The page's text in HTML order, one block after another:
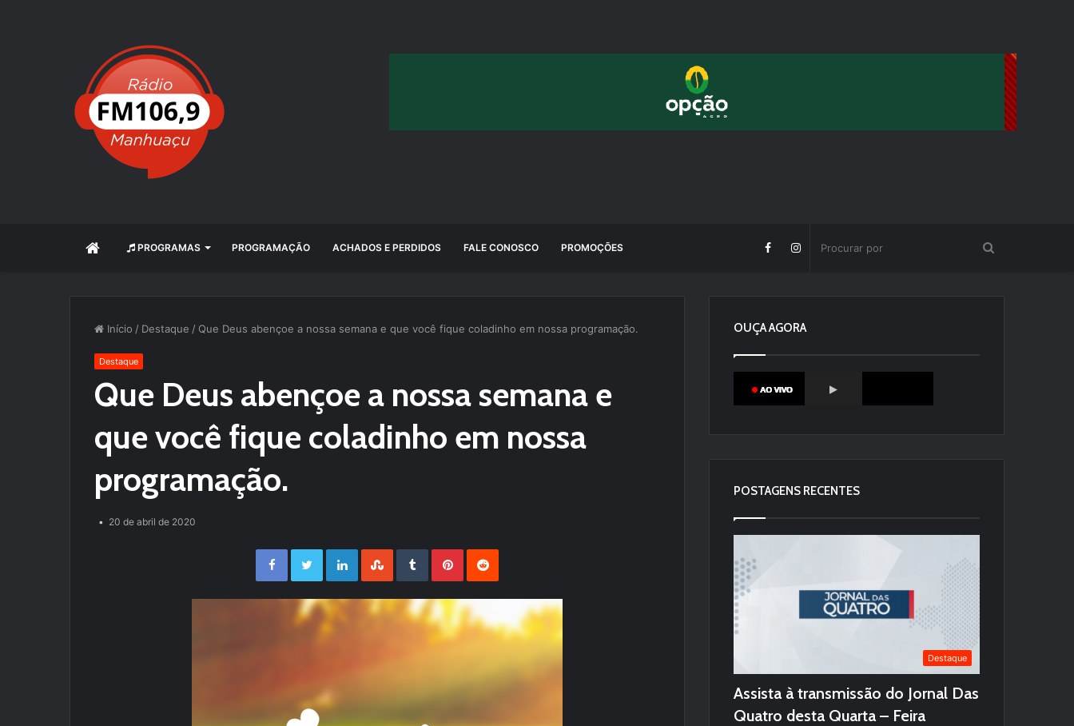
INÍCIO PROGRAMAS PROGRAMAÇÃO ACHADOS E PERDIDOS FALE CONOSCO PROMOÇÕES
Início / Destaque / Que Deus abençoe a nossa semana e que você fique coladinho em nossa programação.
Destaque
Que Deus abençoe a nossa semana e
que você fique coladinho em nossa
programação.
20 de abril de 2020
Facebook Twitter LinkedIn StumbleUpon Tumblr Pinterest
OUÇA AGORA
POSTAGENS RECENTES
Destaque
Assista à transmissão do Jornal Das
Quatro desta Quarta – Feira